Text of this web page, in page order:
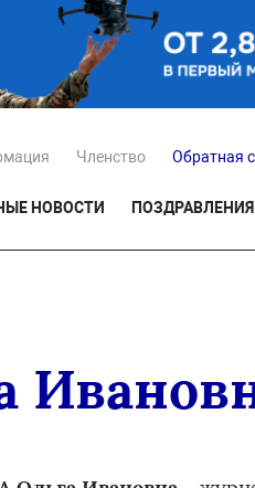
Членство Обратная
НОВОСТИ ПОЗДРАВЛЕНИЯ